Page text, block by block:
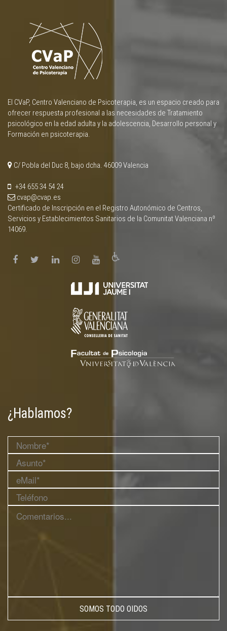
El CVaP, Centro Valenciano de Psicoterapia, es un espacio creado para
ofrecer respuesta profesional a las necesidades de Tratamiento
psicológico en la edad adulta y la adolescencia, Desarrollo personal y
Formación en psicoterapia.
C/ Pobla del Duc 8, bajo dcha. 46009 Valencia
+34 655 34 54 24
cvap@cvap.es
Certificado de Inscripción en el Registro Autonómico de Centros,
Servicios y Establecimientos Sanitarios de la Comunitat Valenciana nº
14069.
¿Hablamos?
SOMOS TODO OIDOS